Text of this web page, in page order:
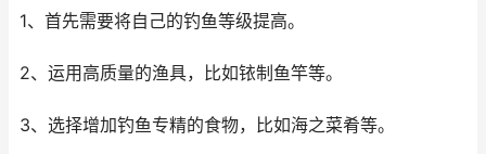
1、首先需要将自己的钓鱼等级提高。
2、运用高质量的渔具，比如铱制鱼竿等。
3、选择增加钓鱼专精的食物，比如海之菜肴等。